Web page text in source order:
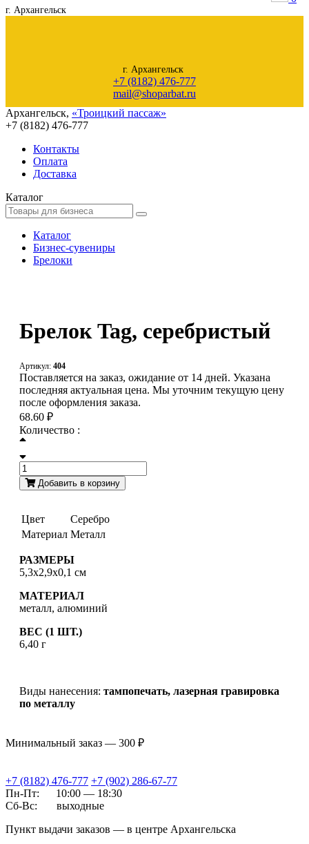
г. Архангельск
г. Архангельск
+7 (8182) 476-777
mail@shoparbat.ru
Архангельск, «Троицкий пассаж»
+7 (8182) 476-777
Контакты
Оплата
Доставка
Каталог
Каталог
Бизнес-сувениры
Брелоки
Брелок Tag, серебристый
Артикул: 404
Поставляется на заказ, ожидание от 14 дней. Указана
последняя актуальная цена. Мы уточним текущую цену
после оформления заказа.
68.60 ₽
Количество :
Добавить в корзину
Цвет
Серебро
Материал Металл
РАЗМЕРЫ
5,3х2,9х0,1 см
МАТЕРИАЛ
металл, алюминий
ВЕС (1 ШТ.)
6,40 г
Виды нанесения: тампопечать, лазерная гравировка
по металлу
Минимальный заказ — 300 ₽
+7 (8182) 476-777 +7 (902) 286-67-77
Пн-Пт:
10:00 — 18:30
Сб-Вс:
выходные
Пункт выдачи заказов — в центре Архангельска